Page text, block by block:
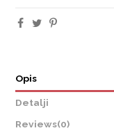
Opis
Detalji
Reviews(0)